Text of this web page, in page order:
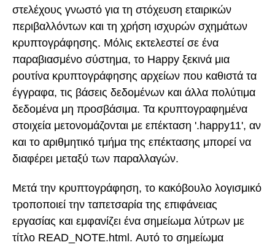
στελέχους γνωστό για τη στόχευση εταιρικών
περιβαλλόντων και τη χρήση ισχυρών σχημάτων
κρυπτογράφησης. Μόλις εκτελεστεί σε ένα
παραβιασμένο σύστημα, το Happy ξεκινά μια
ρουτίνα κρυπτογράφησης αρχείων που καθιστά τα
έγγραφα, τις βάσεις δεδομένων και άλλα πολύτιμα
δεδομένα μη προσβάσιμα. Τα κρυπτογραφημένα
στοιχεία μετονομάζονται με επέκταση '.happy11', αν
και το αριθμητικό τμήμα της επέκτασης μπορεί να
διαφέρει μεταξύ των παραλλαγών.
Μετά την κρυπτογράφηση, το κακόβουλο λογισμικό
τροποποιεί την ταπετσαρία της επιφάνειας
εργασίας και εμφανίζει ένα σημείωμα λύτρων με
τίτλο READ_NOTE.html. Αυτό το σημείωμα